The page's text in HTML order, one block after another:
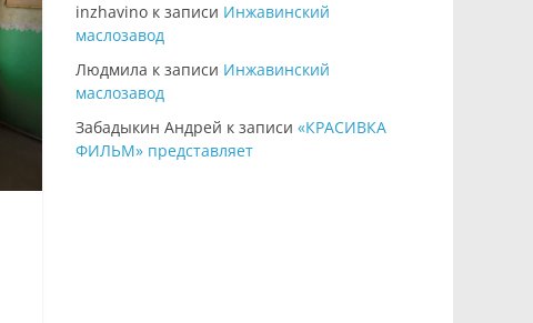
inzhavino к записи Инжавинский
маслозавод
Людмила к записи Инжавинский
маслозавод
Забадыкин Андрей к записи «КРАСИВКА
ФИЛЬМ» представляет